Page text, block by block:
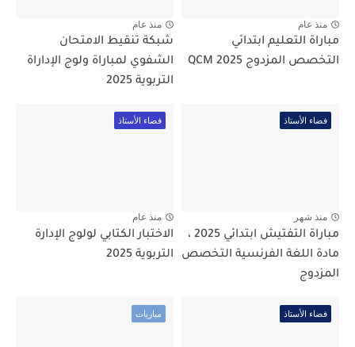
منذ عام
مباراة التعليم ابتدائي
التخصص المزدوج 2025 QCM
منذ عام
شبكة تنقيط الامتحان
الشفوي لمباراة ولوج الإداراة
التربوية 2025
فضاء الأستاذ
منذ شهر
مباراة التفتيش ابتدائي 2025 ،
مادة اللغة الفرنسية التخصص
المزدوج
فضاء الأستاذ
منذ عام
الاختبار الكتابي لولوج الإدارة
التربوية 2025
فضاء الأستاذ مباريات